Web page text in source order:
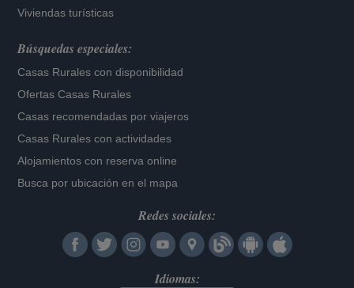
Viviendas turísticas
Búsquedas especiales:
Casas Rurales con disponibilidad
Ofertas Casas Rurales
Casas recomendadas por viajeros
Casas Rurales con actividades
Alojamientos con reserva online
Busca por ubicación en el mapa
Redes sociales:
Idiomas: